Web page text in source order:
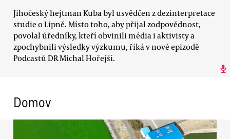
Jihočeský hejtman Kuba byl usvědčen z dezinterpretace
studie o Lipně. Místo toho, aby přijal zodpovědnost,
povolal úředníky, kteří obvinili média i aktivisty a
zpochybnili výsledky výzkumu, říká v nové epizodě
Podcastů DR Michal Hořejší.
Domov